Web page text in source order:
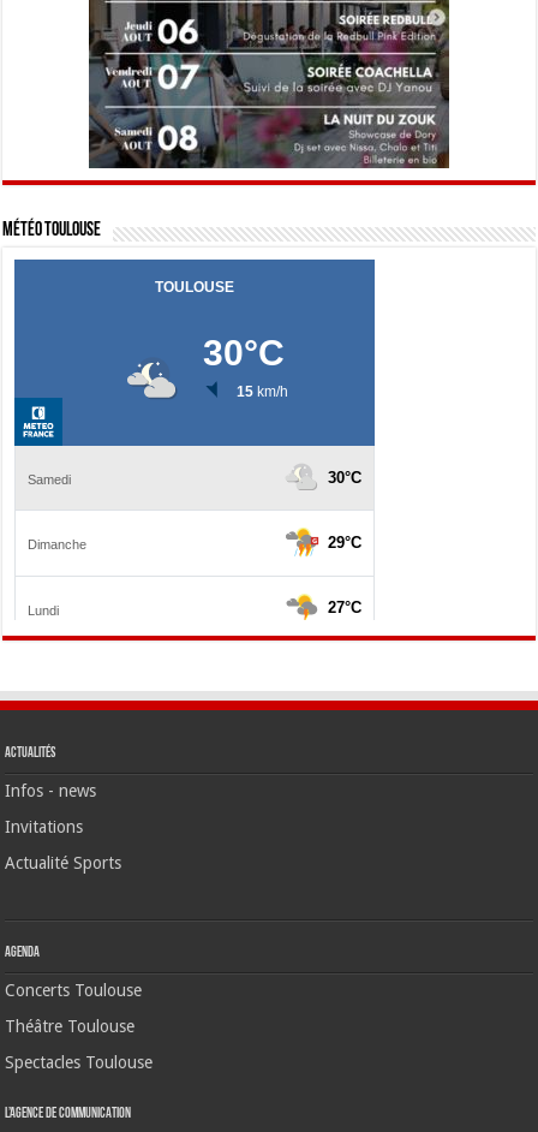
Météo Toulouse
Actualités
Infos - news
Invitations
Actualité Sports
Agenda
Concerts Toulouse
Théâtre Toulouse
Spectacles Toulouse
L’agence de communication